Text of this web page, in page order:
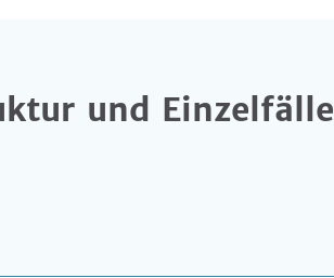
und Einzelfälle